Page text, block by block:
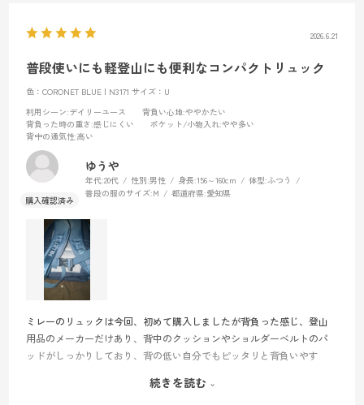
2026.6.21
普段使いにも軽登山にも便利なコンパクトリュック
色：CORONET BLUE | N3171 サイズ：U
利用シーン:デイリーユース 背負い心地:ややかたい
背負った時の重さ:感じにくい ポケット/小物入れ:やや多い
背中の通気性:高い
ゆうや
年代:20代 性別:男性 身長:156～160cm 体型:ふつう
普段の服のサイズ:M 都道府県:愛知県
ミレーのリュックは今回、初めて購入しましたが背負った感じ、登山
用品のメーカーだけあり、背中のクッションやショルダーベルトのパ
ッドがしっかりしており、背の低い自分でもピッタリと背負いやす
ので購入して良かったと感じます、カラーも落ち着いたブルーで気に
続きを読む